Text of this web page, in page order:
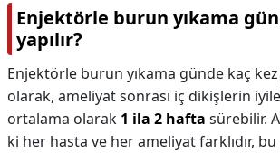
Enjektörle burun yıkama
yapılır?
Enjektörle burun yıkama günde kaç kez
olarak, ameliyat sonrası iç dikişlerin
ortalama olarak 1 ila 2 hafta sürebilir.
ki her hasta ve her ameliyat farklıdır,